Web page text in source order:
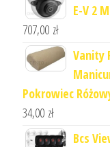
E-V 2
707,00 zł
Vanity
Pokrowiec
34,00 zł
Bcs